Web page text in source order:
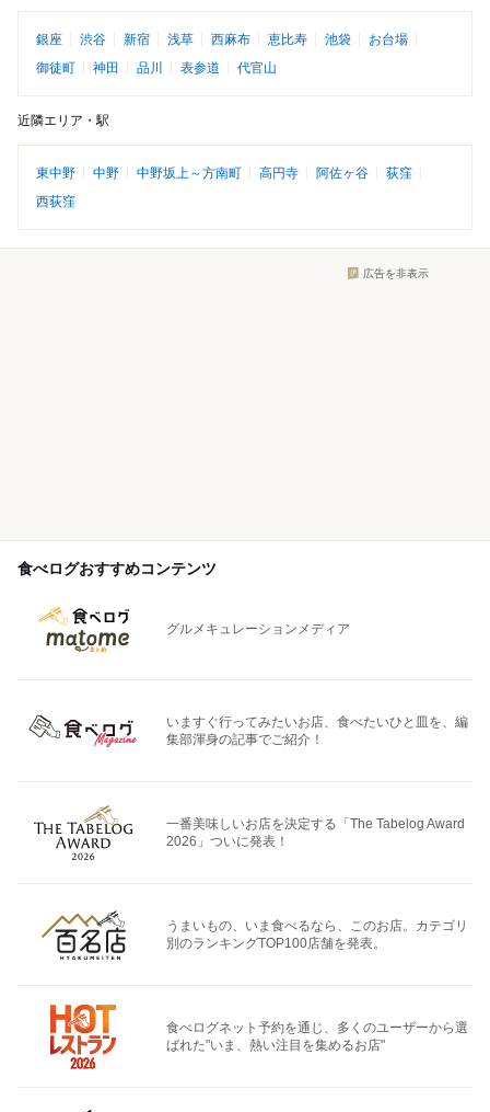
銀座 渋谷 新宿 浅草 西麻布 恵比寿 池袋
お台場
御徒町
神田 品川 表参道 代官山
近隣エリア・駅
東中野 中野 中野坂上～方南町 高円寺 阿佐ヶ谷
荻窪
西荻窪
広告を非表示
食べログおすすめコンテンツ
グルメキュレーションメディア
いますぐ行ってみたいお店、食べたいひと皿を、編
集部渾身の記事でご紹介！
一番美味しいお店を決定する「The Tabelog Award
2026」ついに発表！
うまいもの、いま食べるなら、このお店。カテゴリ
別のランキングTOP100店舗を発表。
食べログネット予約を通じ、多くのユーザーから選
ばれた"いま、熱い注目を集めるお店"